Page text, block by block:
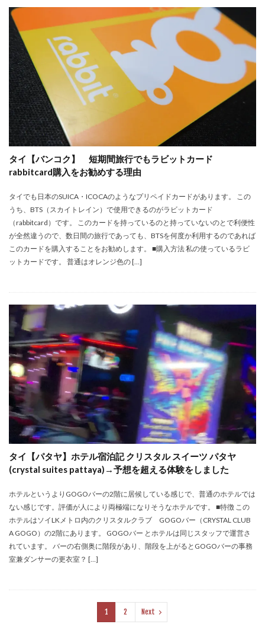
タイ【バンコク】 短期間旅行でもラビットカード
rabbitcard購入をお勧めする理由
タイでも日本のSUICA・ICOCAのようなプリペイドカードがあります。 この
うち、BTS（スカイトレイン）で使用できるのがラビットカード
（rabbitcard）です。 このカードを持っているのと持っていないのとで利便性
が全然違うので、数日間の旅行であっても、BTSを何度か利用するのであれば
このカードを購入することをお勧めします。 ■購入方法 私の使っているラビ
ットカードです。 普通はオレンジ色の […]
タイ【パタヤ】ホテル宿泊記 クリスタル スイーツ パタヤ
(crystal suites pattaya)→予想を超える体験をしました
ホテルというよりGOGOバーの2階に居候している感じで、普通のホテルでは
ない感じです。評価が人により両極端になりそうなホテルです。 ■特徴 この
ホテルはソイLKメトロ内のクリスタルクラブ GOGOバー（CRYSTAL CLUB
A GOGO）の2階にあります。 GOGOバー とホテルは同じスタッフで運営さ
れています。 バーの右側奥に階段があり、階段を上がるとGOGOバーの事務
室兼ダンサーの更衣室？ […]
1 2 Next